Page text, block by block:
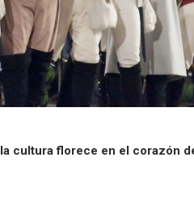
cultura florece en el corazón